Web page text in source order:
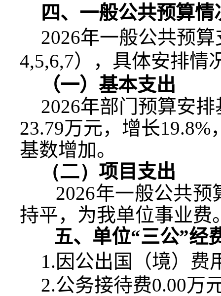
四、一般公共预算情
2026年一般公共预算
4,5,6,7），具体安排情
（一）基本支出
2026年部门预算安排
23.79万元，增长19.8%
基数增加。
（二） 项目支出
2026年一般公共预
持平，为我单位事业费
五、单位“三公”经
1.因公出国（境）费
2.公务接待费0.00万